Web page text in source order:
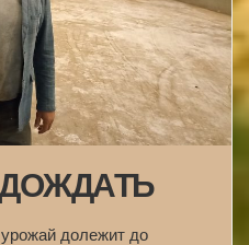
долежит до